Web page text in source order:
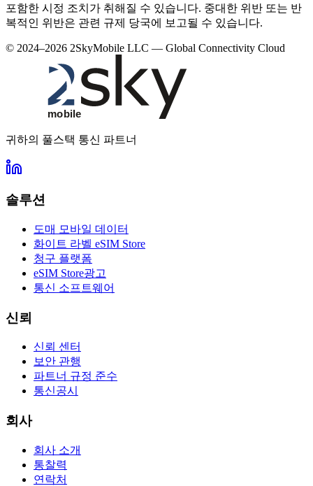
포함한 시정 조치가 취해질 수 있습니다. 중대한 위반 또는 반
복적인 위반은 관련 규제 당국에 보고될 수 있습니다.
© 2024–2026 2SkyMobile LLC — Global Connectivity Cloud
귀하의 풀스택 통신 파트너
솔루션
도매 모바일 데이터
화이트 라벨 eSIM Store
청구 플랫폼
eSIM Store광고
통신 소프트웨어
신뢰
신뢰 센터
보안 관행
파트너 규정 준수
통신공시
회사
회사 소개
통찰력
연락처